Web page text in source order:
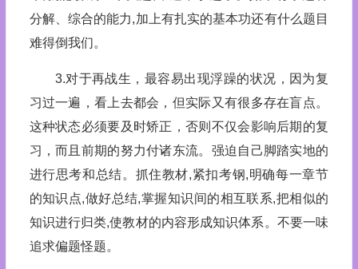
分解、综合的能力,加上有扎实的基本功还有什么题目
难得倒我们。
3.对于再战生，最容易出现浮躁的状况，因为复
习过一遍，看上去都会，但实际又有很多存在盲点。
这种状态必须要及时矫正，否则不仅会影响后期的复
习，而且前期的努力付诸东流。强迫自己脚踏实地的
进行思考和总结。抓住教材,紧扣考钢,明确每一章节
的知识点,做好总结,掌握知识间的相互联系,把相似的
知识进行归类,使教材的内容形成知识体系。不要一味
追求偏题怪题。